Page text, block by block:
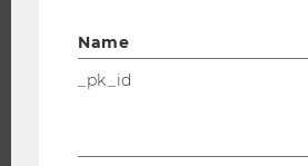
UNIVERSITÄT
ÜBER DIE WU
Name
_pk_id